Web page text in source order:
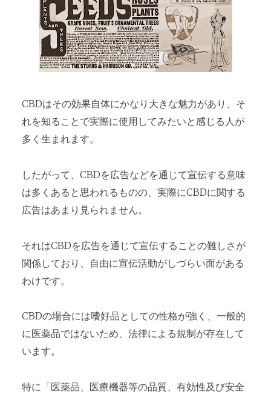
CBDはその効果自体にかなり大きな魅力があり、そ
れを知ることで実際に使用してみたいと感じる人が
多く生まれます。
したがって、CBDを広告などを通じて宣伝する意味
は多くあると思われるものの、実際にCBDに関する
広告はあまり見られません。
それはCBDを広告を通じて宣伝することの難しさが
関係しており、自由に宣伝活動がしづらい面がある
わけです。
CBDの場合には嗜好品としての性格が強く、一般的
に医薬品ではないため、法律による規制が存在して
います。
特に「医薬品、医療機器等の品質、有効性及び安全